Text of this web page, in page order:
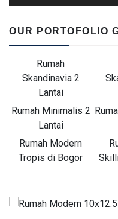
OUR PORTOFOLIO
Rumah
Skandinavia 2
Lantai
Rumah Minimalis 2
Lantai
Rumah Modern
Tropis di Bogor